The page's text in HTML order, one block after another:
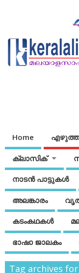
Home
ക്ലാസിക്
നാടന്‍ പാട്ടുകള്‍
അലങ്കാരം
കടംകഥകള്‍
ഭാഷാ ജാലകം
Tag archives